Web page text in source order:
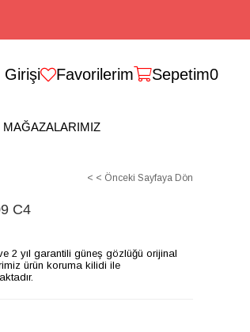
Girişi Favorilerim Sepetim0
MAĞAZALARIMIZ
< < Önceki Sayfaya Dön
C4
2 yıl garantili güneş gözlüğü orijinal
ürün koruma kilidi ile